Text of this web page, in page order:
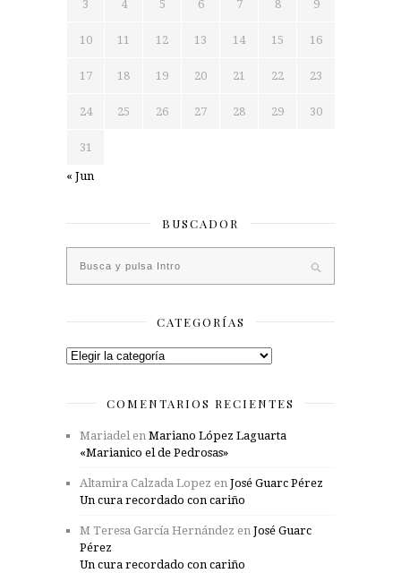
3 4 5 6 7 8 9
10 11 12 13 14 15 16
17 18 19 20 21 22 23
24 25 26 27 28 29 30
31
« Jun
BUSCADOR
CATEGORÍAS
Categorías
COMENTARIOS RECIENTES
Mariadel en Mariano López Laguarta
«Marianico el de Pedrosas»
Altamira Calzada Lopez en José Guarc Pérez
Un cura recordado con cariño
M Teresa García Hernández en José Guarc
Pérez
Un cura recordado con cariño